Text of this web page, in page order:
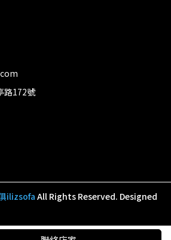
路172號
ilizsofaAll Rights Reserved. Designed